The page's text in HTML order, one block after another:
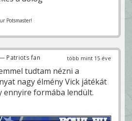
Potsmaster!
több mint 15 éve
Patriots fan
tudtam nézni a
nagy élmény Vick játékát
ennyire formába lendült.